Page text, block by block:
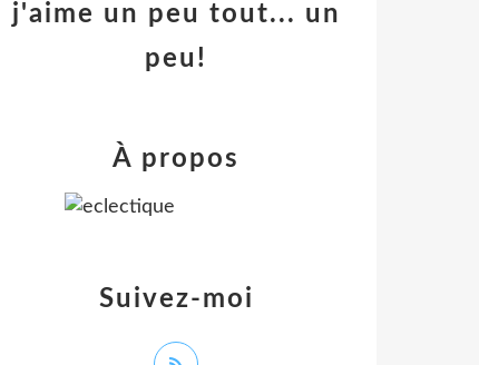
j'aime un peu tout... un
peu!
Suivez-moi
À propos